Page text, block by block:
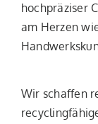
hochpräziser
am Herzen
Wir schaffen